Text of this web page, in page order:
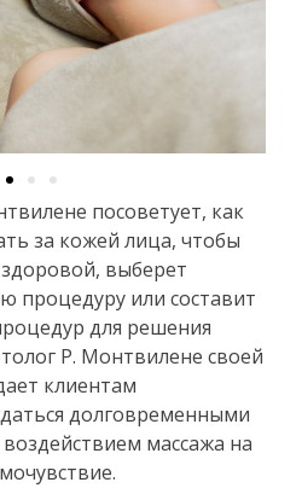
посоветует, как
за кожей лица, чтобы
выберет
процедуру или составит
для решения
Р. Монтвилене своей
клиентам
долговременными
массажа на